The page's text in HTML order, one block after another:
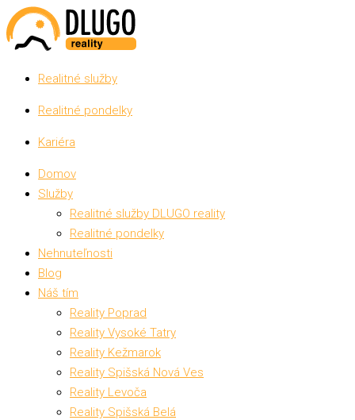
Realitné služby
Realitné pondelky
Kariéra
Domov
Služby
Realitné služby DLUGO reality
Realitné pondelky
Nehnuteľnosti
Blog
Náš tím
Reality Poprad
Reality Vysoké Tatry
Reality Kežmarok
Reality Spišská Nová Ves
Reality Levoča
Reality Spišská Belá